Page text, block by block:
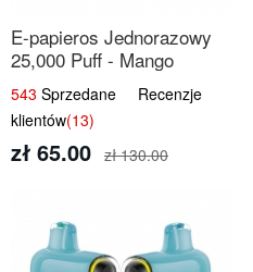
E-papieros Jednorazowy
25,000 Puff - Mango
Ananas | Tropikalny Smak
543 Sprzedane Recenzje
klientów(13)
zł 65.00 zł 130.00